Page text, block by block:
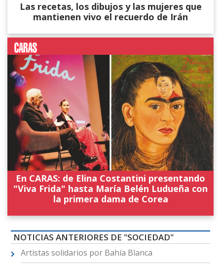
Las recetas, los dibujos y las mujeres que
mantienen vivo el recuerdo de Irán
En CARAS: de Elina Costantini presentando
"Viva Frida" hasta María Belén Ludueña con
la primera dama de Corea
NOTICIAS ANTERIORES DE "SOCIEDAD"
Artistas solidarios por Bahía Blanca